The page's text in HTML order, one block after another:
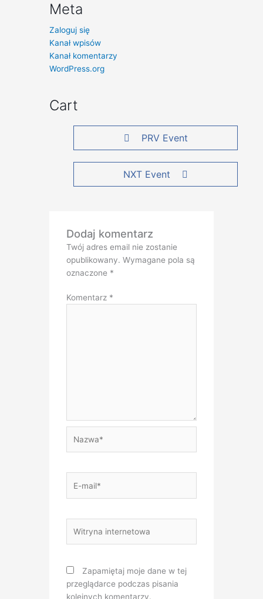
Meta
Zaloguj się
Kanał wpisów
Kanał komentarzy
WordPress.org
Cart
PRV Event
NXT Event
Dodaj komentarz
Twój adres email nie zostanie
opublikowany. Wymagane pola są
oznaczone *
Komentarz *
mail*
internetowa
Zapamiętaj moje dane w tej
przeglądarce podczas pisania
kolejnych komentarzy.